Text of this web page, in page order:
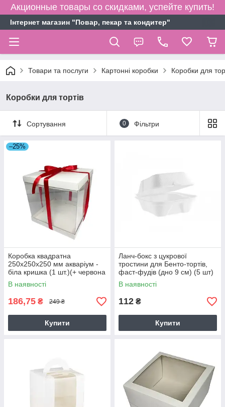
Акционные товары со скидками, успейте купить!
Інтернет магазин "Повар, пекар та кондитер"
Товари та послуги Картонні коробки Коробки для
Коробки для тортів
Сортування 0 Фільтри
–25%
Коробка квадратна
250х250х250 мм акваріум -
біла кришка (1 шт.)(+ червона
стрічка 3м)
В наявності
186,75 ₴ 249 ₴
Купити
Ланч-бокс з цукрової
тростини для Бенто-тортів,
фаст-фудів (дно 9 см) (5 шт)
В наявності
112 ₴
Купити